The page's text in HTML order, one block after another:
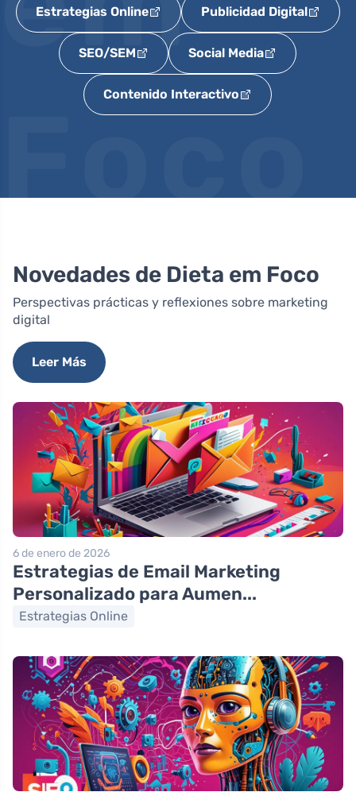
Estrategias Online Publicidad Digital
SEO/SEM Social Media
Contenido Interactivo
Foco
Novedades de Dieta em Foco
Perspectivas prácticas y reflexiones sobre marketing
digital
Leer Más
6 de enero de 2026
Estrategias de Email Marketing
Personalizado para Aumen...
Estrategias Online